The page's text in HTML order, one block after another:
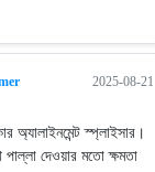
2025-08-21
অ্যালাইনমেন্ট স্প্লাইসার।
পাল্লা দেওয়ার মতো ক্ষমতা